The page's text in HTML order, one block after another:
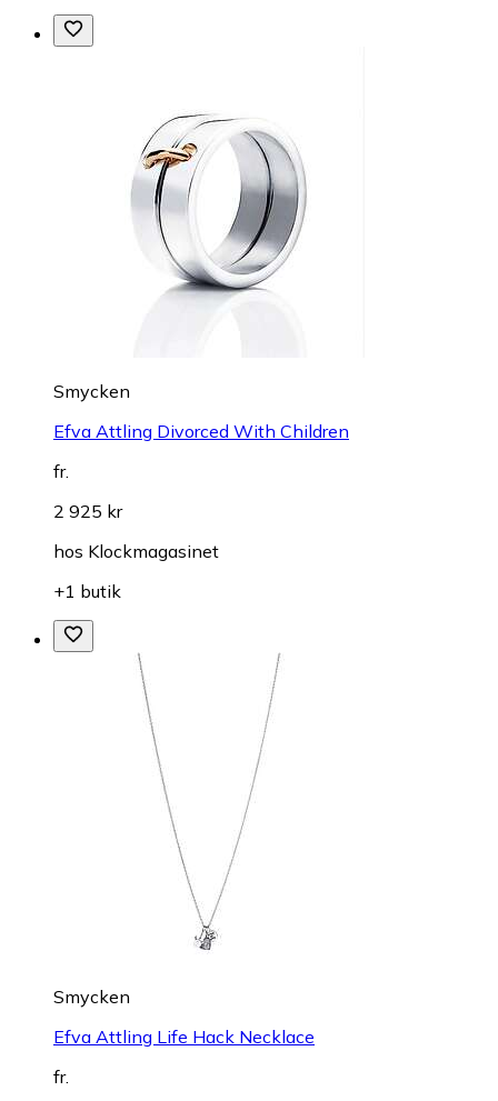
Smycken
Efva Attling Divorced With Children
fr.
2 925 kr
hos Klockmagasinet
+1 butik
Smycken
Efva Attling Life Hack Necklace
fr.